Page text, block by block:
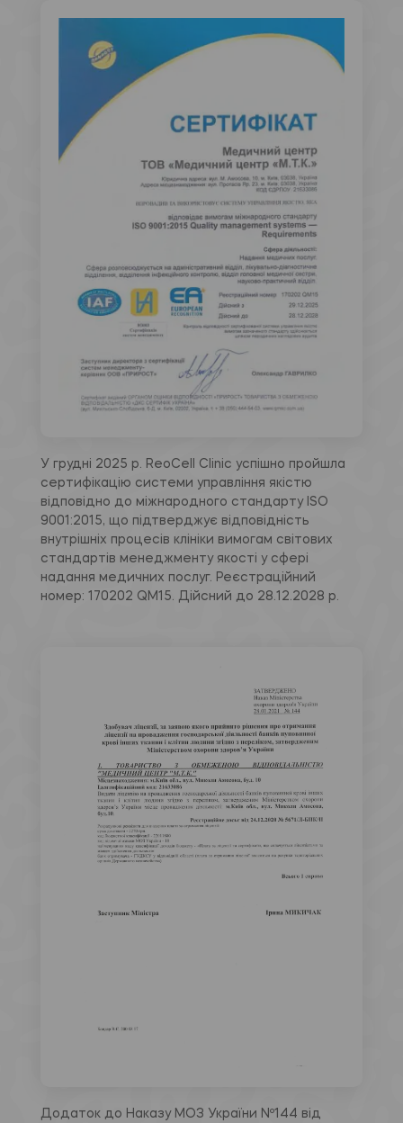
У грудні 2025 р. ReoCell Clinic успішно пройшла
сертифікацію системи управління якістю
відповідно до міжнародного стандарту ISO
9001:2015, що підтверджує відповідність
внутрішніх процесів клініки вимогам світових
стандартів менеджменту якості у сфері
надання медичних послуг. Реєстраційний
номер: 170202 QM15. Дійсний до 28.12.2028 р.
Додаток до Наказу МОЗ України Nº144 від